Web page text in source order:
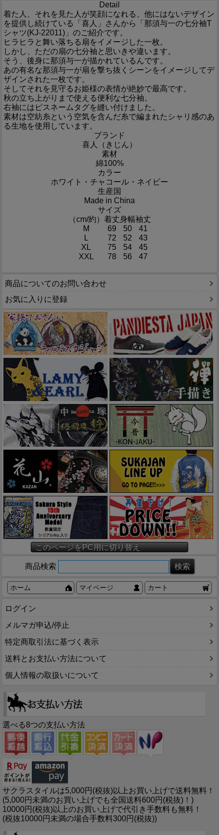
Detail
着た人、それを見た人が笑顔になれる、他にはないデザイン
を提供し続けている「喜人」さんから「那須与一の七分袖T
シャツ(KJ-22011)」のご紹介です。
ヒラヒラと舞い落ちる扇をイメージした一枚。
しかし、ただの扇の七分袖と思いきや違います。
そう、後身に那須与一が描かれているんです。
あの有名な那須与一が扇を撃ち抜くシーンをイメージしてデ
ザインされた一枚です。
そしてそれを見守るお姫様の表情が絶妙で最高です。
秋の立ち上がりまで使える便利な七分袖。
右袖にはピスネームタグを縫い付けました。
素材は空紡糸という空気を含んだ糸で編まれたシャリ感のあ
る生地を使用しています。
ブランド
喜人（きじん）
素材
綿100%
カラー
ホワイト・チャコール・ネイビー
生産国
Made in China
サイズ
（cm/約） 着丈身幅袖丈
M
69 50
41
L
72 52
43
XL
75 54
45
XXL
78 56 47
商品についてのお問い合わせ
お気に入りに登録
このページをPC用に切り替え
商品検索
ホーム マイページ カート
ログイン
メルマガ申込/停止
特定商取引法に基づく表示
送料とお支払い方法について
個人情報の取扱いについて
選べる8つの支払い方法
サクラスタイルは5,000円(税抜)以上お買い上げで送料無料！
(5,000円未満のお買い上げでも全国送料600円(税抜)！)
10000円(税抜)以上のお買い上げで代引き手数料も無料！
(税抜10000円未満の場合手数料300円(税抜))